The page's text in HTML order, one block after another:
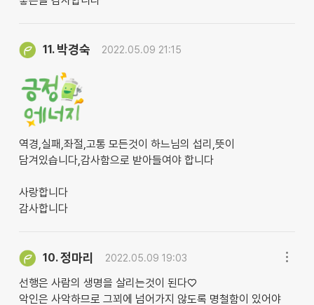
11. 박경숙 2022.05.09 21:15
역경,실패,좌절,고통 모든것이 하느님의 섭리,뜻이
담겨있습니다,감사함으로 받아들여야 합니다
사랑합니다
감사합니다
10.정마리 2022.05.09 19:03
선행은 사람의 생명을 살리는것이 된다♡
악인은 사악하므로 그꾀에 넘어가지 않도록 명철함이 있어야